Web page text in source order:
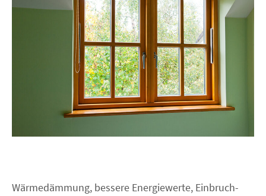
Wärmedämmung, bessere Energiewerte, Einbruch-